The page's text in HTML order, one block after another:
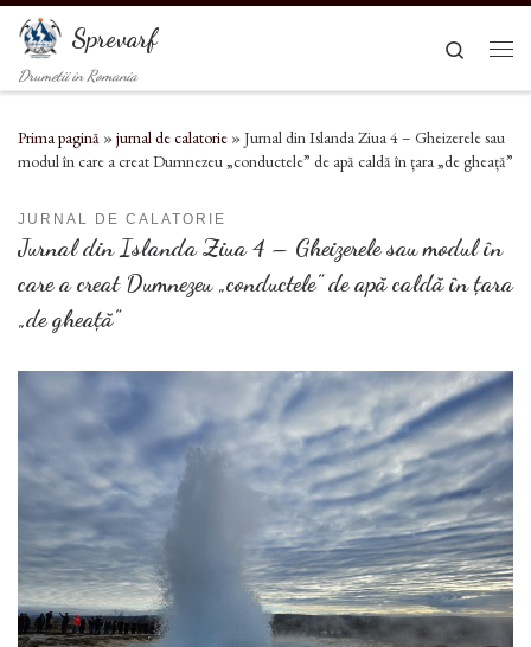
Sari la conținut
Sprevarf
Drumetii in Romania
Search
Prima pagină »jurnal de calatorie »Jurnal din Islanda Ziua 4 – Gheizerele sau
modul în care a creat Dumnezeu „conductele” de apă caldă în țara „de gheață”
JURNAL DE CALATORIE
Jurnal din Islanda Ziua 4 – Gheizerele sau modul în
care a creat Dumnezeu „conductele” de apă caldă în țara
„de gheață”